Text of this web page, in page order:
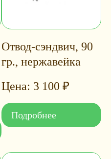
Отвод-сэндвич, 90
гр., нержавейка
3 100 ₽
Подробнее